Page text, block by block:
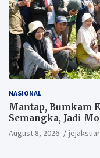
NASIONAL
Mantap, Bumkam
Semangka, Jadi
August 8, 2026